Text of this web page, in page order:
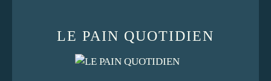
LE PAIN QUOTIDIEN